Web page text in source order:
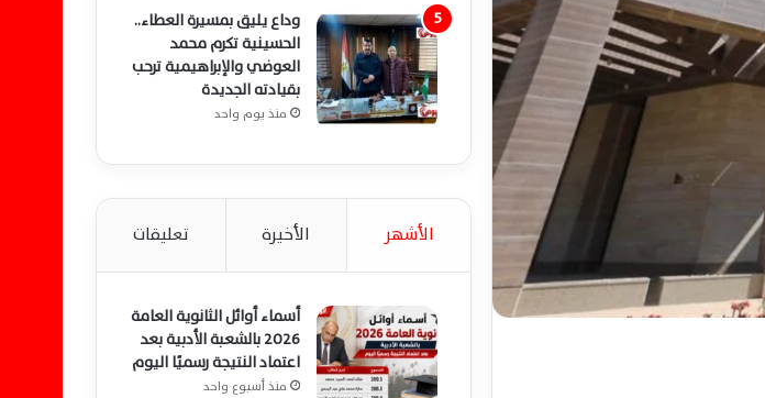
وداع يليق بمسيرة العطاء..
الحسينية تكرم محمد
العوضي والإبراهيمية ترحب
بقيادته الجديدة
منذ يوم واحد
الأشهر الأخيرة تعليقات
أسماء أوائل الثانوية العامة
2026 بالشعبة الأدبية بعد
اعتماد النتيجة رسميًا اليوم
منذ أسبوع واحد